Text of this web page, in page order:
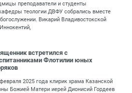
преподаватели и студенты
теологии ДВФУ собрались вместе
Викарий Владивостокской
встретился с
Флотилии юных
2025 года клирик храма Казанской
Божией Матери иерей Дионисий Гордеев